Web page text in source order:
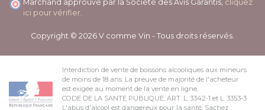
Marchand approuvé par la Société des Avis Garantis, cliquez
ici pour vérifier
Copyright © 2026 V comme Vin - Tous droits réservés.
Interdiction de vente de boissons alcooliques aux mineurs
de moins de 18 ans. La preuve de majorité de l'acheteur
est exigée au moment de la vente en ligne.
CODE DE LA SANTE PUBLIQUE, ART. L. 3342-1 et L. 3353-3
L'abus d'alcool est dangereux pour la santé. Sachez